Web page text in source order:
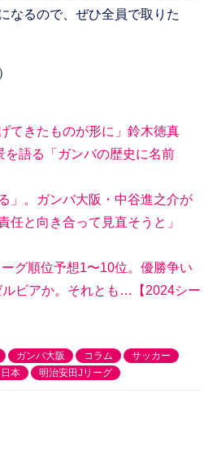
なるので、ぜひ全員で取りた
てきたものが形に」鈴木徳真
を語る「ガンバの歴史に名前
」。ガンバ大阪・中谷進之介が
任と向き合って見直そうと」
グ順位予想1〜10位。優勝争い
ビアか。それとも…【2024シー
ガンバ大阪 コラム
サッカー
日本 明治安田Jリーグ